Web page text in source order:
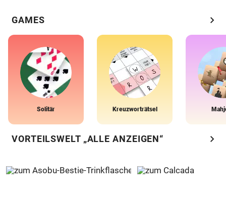
GAMES chevron_right
Solitär Kreuzworträtsel
VORTEILSWELT „ALLE ANZEIGEN“ chevron_right